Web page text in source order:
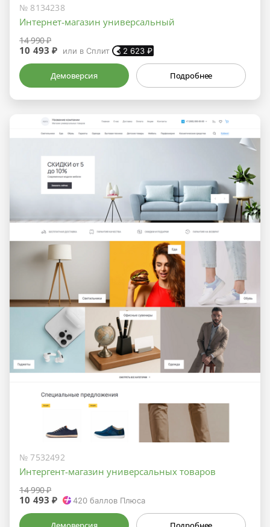
№ 8134238
Интернет-магазин универсальный
14 990 ₽
10 493 ₽ или в Сплит 2 623₽
Демоверсия Подробнее
№ 7532492
Интергент-магазин универсальных товаров
14 990 ₽
10 493 ₽ 420баллов Плюса